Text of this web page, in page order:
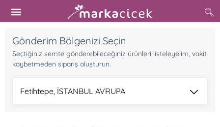
Gönderim Bölgenizi Seçin
Seçtiğiniz semte gönderebileceğiniz ürünleri listeleyelim, vakit
kaybetmeden sipariş oluşturun.
Fetihtepe, İSTANBUL AVRUPA